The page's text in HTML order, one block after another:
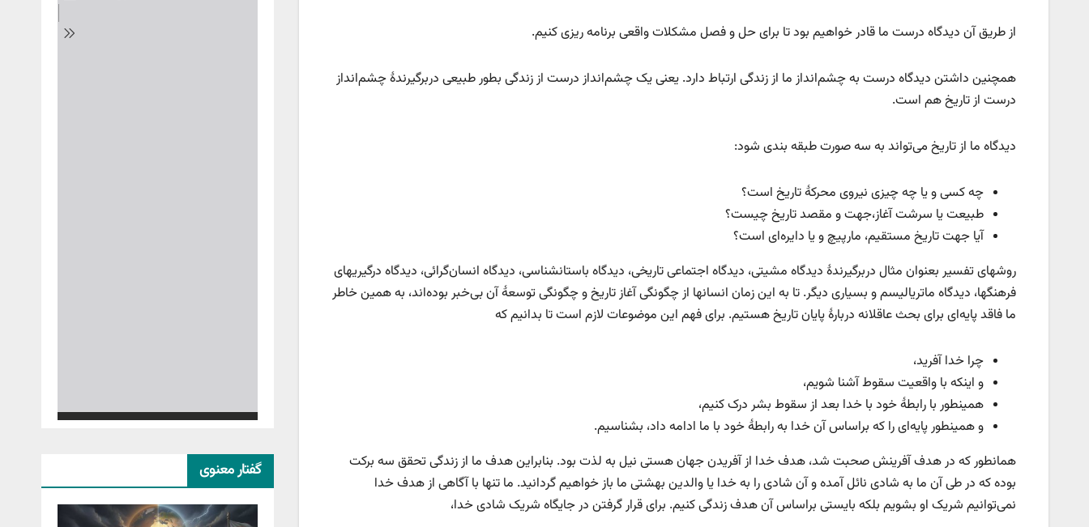
از طریق آن دیدگاه درست ما قادر خواهیم بود تا برای حل و فصل مشکلات واقعی برنامه ریزی کنیم.
همچنین داشتن دیدگاه درست به چشم‌انداز ما از زندگی ارتباط دارد. یعنی یک چشم‌انداز درست از زندگی بطور طبیعی دربرگیرندۀ چشم‌انداز
درست از تاریخ هم است.
دیدگاه ما از تاریخ می‌تواند به سه صورت طبقه بندی شود:
چه کسی و یا چه چیزی نیروی محرکۀ تاریخ است؟
طبیعت یا سرشت آغاز،‌جهت و مقصد تاریخ چیست؟‌
آیا جهت تاریخ مستقیم، مارپیچ و یا دایره‌ای است؟
روشهای تفسیر بعنوان مثال دربرگیرندۀ دیدگاه مشیتی، دیدگاه اجتماعی تاریخی، دیدگاه باستانشناسی، دیدگاه انسان‌گرائی، دیدگاه درگیریهای
فرهنگها، دیدگاه ماتریالیسم و بسیاری دیگر. تا به این زمان انسانها از چگونگی آغاز تاریخ و چگونگی توسعۀ آن بی‌خبر بوده‌اند، به همین خاطر
ما فاقد پایه‌ای برای بحث عاقلانه دربارۀ پایان تاریخ هستیم. برای فهم این موضوعات لازم است تا بدانیم که
چرا خدا آفرید،
و اینکه با واقعیت سقوط آشنا شویم،
همینطور با رابطۀ خود با خدا بعد از سقوط بشر درک کنیم،
و همینطور پایه‌ای را که براساس آن خدا به رابطۀ خود با ما ادامه داد، بشناسیم.
همانطور که در هدف آفرینش صحبت شد، هدف خدا از آفریدن جهان هستی نیل به لذت بود. بنابراین هدف ما از زندگی تحقق سه برکت
بوده که در طی آن ما به شادی نائل آمده و آن شادی را به خدا یا والدین بهشتی ما باز خواهیم گردانید. ما تنها با آگاهی از هدف خدا
نمی‌توانیم شریک او بشویم بلکه بایستی براساس آن هدف زندگی کنیم. برای قرار گرفتن در جایگاه شریک شادی خدا،
گفتار معنوی